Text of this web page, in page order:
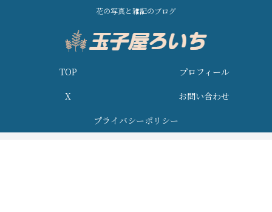
花の写真と雑記のブログ
TOP
プロフィール
X
お問い合わせ
プライバシーポリシー